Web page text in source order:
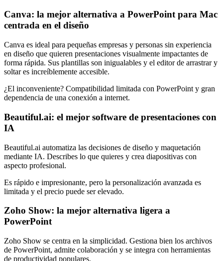
Canva: la mejor alternativa a PowerPoint para Mac
centrada en el diseño
Canva es ideal para pequeñas empresas y personas sin experiencia
en diseño que quieren presentaciones visualmente impactantes de
forma rápida. Sus plantillas son inigualables y el editor de arrastrar y
soltar es increíblemente accesible.
¿El inconveniente? Compatibilidad limitada con PowerPoint y gran
dependencia de una conexión a internet.
Beautiful.ai: el mejor software de presentaciones con
IA
Beautiful.ai automatiza las decisiones de diseño y maquetación
mediante IA. Describes lo que quieres y crea diapositivas con
aspecto profesional.
Es rápido e impresionante, pero la personalización avanzada es
limitada y el precio puede ser elevado.
Zoho Show: la mejor alternativa ligera a
PowerPoint
Zoho Show se centra en la simplicidad. Gestiona bien los archivos
de PowerPoint, admite colaboración y se integra con herramientas
de productividad populares.